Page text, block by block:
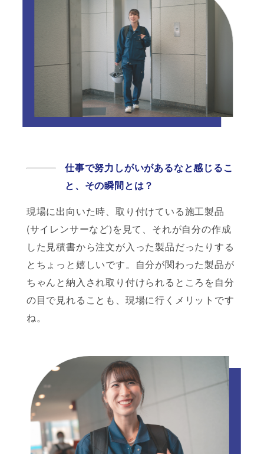
仕事で努力しがいがあるなと感じるこ
と、 その瞬間とは？
現場に出向いた時、取り付けている施工製品
(サイレンサーなど)を見て、それが自分の作成
した見積書から注文が入った製品だったりする
とちょっと嬉しいです。自分が関わった製品が
ちゃんと納入され取り付けられるところを自分
の目で見れることも、現場に行くメリットです
ね。